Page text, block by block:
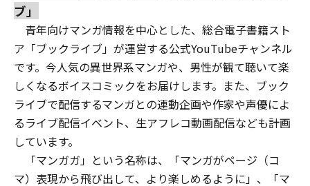
ブ」
青年向けマンガ情報を中心とした、総合電子書籍スト
ア「ブックライブ」が運営する公式YouTubeチャンネル
です。今人気の異世界系マンガや、男性が観て聴いて楽
しくなるボイスコミックをお届けします。また、ブック
ライブで配信するマンガとの連動企画や作家や声優によ
るライブ配信イベント、生アフレコ動画配信なども計画
しています。
「マンガガ」という名称は、「マンガがページ（コ
マ）表現から飛び出して、より楽しめるように」、「マ